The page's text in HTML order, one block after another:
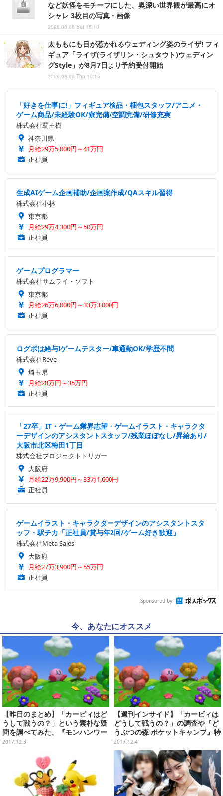
など妖怪をモチーフにした、奥深い世界観が最高にオ
シャレ 3枚目の写真・画像
2026.08.08 Sat 15:10
太ももにも目が惹かれるウェディング姿のライザ! フィ
ギュア「ライザ(ライザリン・シュタウト)ウェディン
グStyle」が8月7日より予約受付開始
2026.08.06 Thu 10:15
「好きを仕事に!」フィギュア検品・梱包スタッフ/アニメ・
ゲーム商品/未経験OK/寮完備/空調完備/研修充実
株式会社覇王樹
神奈川県
月給29万5,000円～41万円
正社員
生成AIゲーム企画補助/企画案作成/QAスキル習得
株式会社小林
東京都
月給29万4,300円～50万円
正社員
ゲームプログラマー
株式会社サムライ・ソフト
東京都
月給26万6,000円～33万3,000円
正社員
ログボは給与!ゲームテスター/車通勤OK/学歴不問
株式会社Reve
埼玉県
月給28万円～35万円
正社員
「27卒」IT・ゲーム業界志望・ゲームイラスト・キャラクタ
ーデザインのアシスタントスタッフ/残業ほぼなし/昇給あり/
大阪市北区梅田1丁目
株式会社プロジェクトトリガー
大阪府
月給22万9,900円～33万1,600円
正社員
ゲームイラスト・キャラクターデザインのアシスタントスタ
ッフ・駅チカ「正社員/賞与年2回/ゲーム好き歓迎」
株式会社Meta Sales
大阪府
月給27万3,900円～55万円
正社員
Sponsored by
今、あなたにオススメ
【昨日のまとめ】「カービィはど
うして戦うの？」という素朴な疑
問を調べてみた、『モンハンワー
ルド』βテストの詳細、『FGO』
礼装は？…など(12/2)
2017.12.3
【週刊インサイド】「カービィは
どうして戦うの？」の調査や『ど
うぶつの森 ポケットキャンプ』特
集に関心集中─『FGO』に関する
様々な記事も人気に
2017.12.4